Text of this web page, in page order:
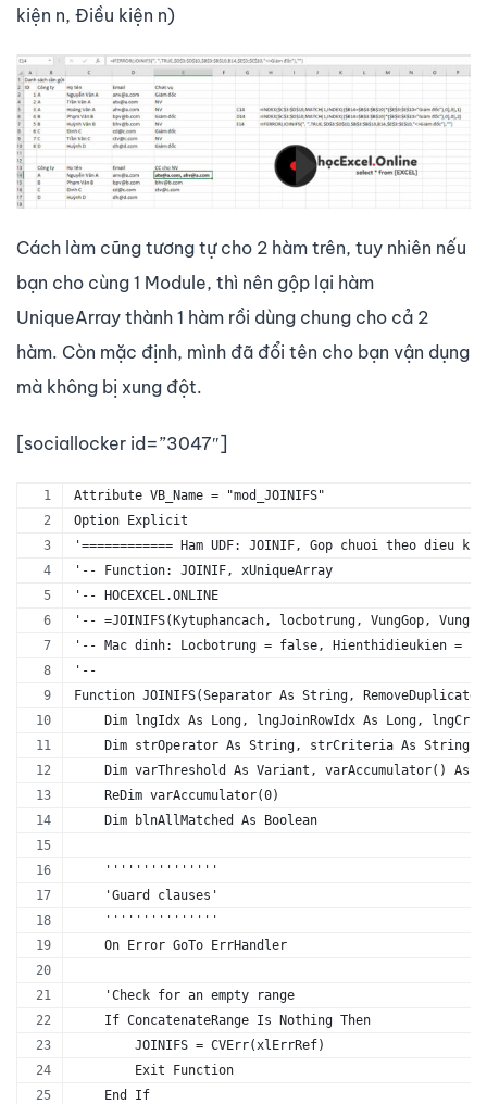
kiện n, Điều kiện n)
Cách làm cũng tương tự cho 2 hàm trên, tuy nhiên nếu
bạn cho cùng 1 Module, thì nên gộp lại hàm
UniqueArray thành 1 hàm rồi dùng chung cho cả 2
hàm. Còn mặc định, mình đã đổi tên cho bạn vận dụng
mà không bị xung đột.
[sociallocker id=”3047″]
Attribute VB_Name = "mod_JOINIFS"
Option Explicit
'============ Ham UDF: JOINIF, Gop chuoi theo dieu
'-- Function: JOINIF, xUniqueArray
'-- HOCEXCEL.ONLINE
'-- =JOINIFS(Kytuphancach, locbotrung, VungGop,
'-- Mac dinh: Locbotrung = false, Hienthidieukien =
'--
Function JOINIFS(Separator As String,
Dim lngIdx As Long, lngJoinRowIdx As Long,
    Dim strOperator As String, strCriteria As String
Dim varThreshold As Variant, varAccumulator() As
    ReDim varAccumulator(0)
    Dim blnAllMatched As Boolean
    '''''''''''''''
    'Guard clauses'
    '''''''''''''''
    On Error GoTo ErrHandler
    'Check for an empty range
    If ConcatenateRange Is Nothing Then
        JOINIFS = CVErr(xlErrRef)
        Exit Function
    End If